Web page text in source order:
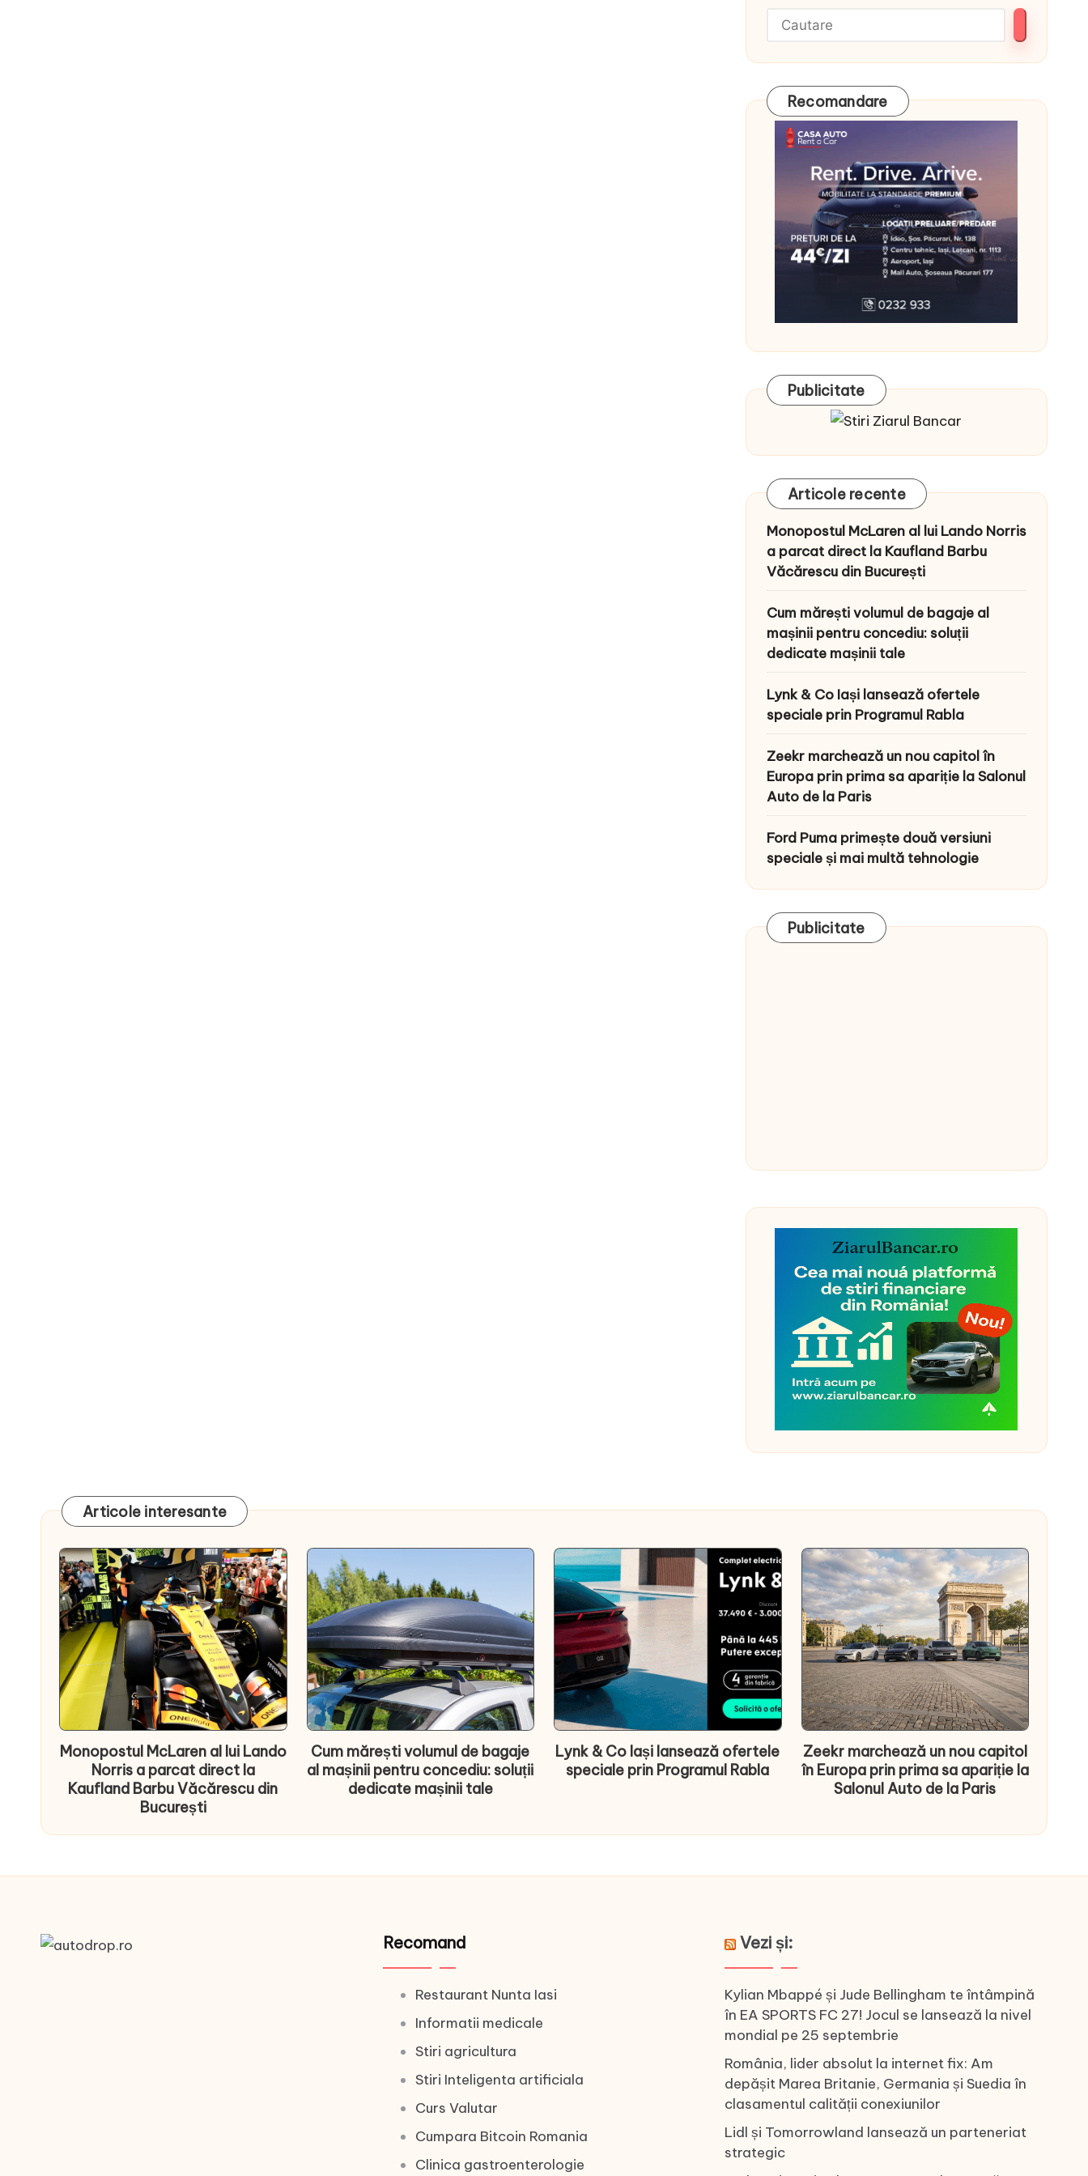
Recomandare
Publicitate
Articole recente
Monopostul McLaren al lui Lando Norris
a parcat direct la Kaufland Barbu
Văcărescu din București
Cum mărești volumul de bagaje al
mașinii pentru concediu: soluții
dedicate mașinii tale
Lynk & Co Iași lansează ofertele
speciale prin Programul Rabla
Zeekr marchează un nou capitol în
Europa prin prima sa apariție la Salonul
Auto de la Paris
Ford Puma primește două versiuni
speciale și mai multă tehnologie
Publicitate
Articole interesante
Monopostul McLaren al lui Lando
Norris a parcat direct la
Kaufland Barbu Văcărescu din
București
Cum mărești volumul de bagaje
al mașinii pentru concediu: soluții
dedicate mașinii tale
Lynk & Co Iași lansează ofertele
speciale prin Programul Rabla
Zeekr marchează un nou capitol
în Europa prin prima sa apariție la
Salonul Auto de la Paris
Recomand
Restaurant Nunta Iasi
Informatii medicale
Stiri agricultura
Stiri Inteligenta artificiala
Curs Valutar
Cumpara Bitcoin Romania
Clinica gastroenterologie
Vezi și:
Kylian Mbappé și Jude Bellingham te întâmpină
în EA SPORTS FC 27! Jocul se lansează la nivel
mondial pe 25 septembrie
România, lider absolut la internet fix: Am
depășit Marea Britanie, Germania și Suedia în
clasamentul calității conexiunilor
Lidl și Tomorrowland lansează un parteneriat
strategic